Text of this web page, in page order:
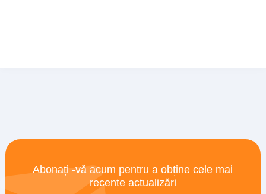
Abonați -vă acum pentru a obține cele mai
recente actualizări